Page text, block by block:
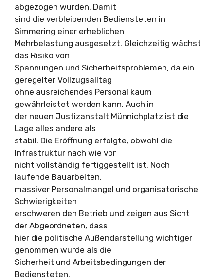
abgezogen wurden. Damit
sind die verbleibenden Bediensteten in
Simmering einer erheblichen
Mehrbelastung ausgesetzt. Gleichzeitig wächst
das Risiko von
Spannungen und Sicherheitsproblemen, da ein
geregelter Vollzugsalltag
ohne ausreichendes Personal kaum
gewährleistet werden kann. Auch in
der neuen Justizanstalt Münnichplatz ist die
Lage alles andere als
stabil. Die Eröffnung erfolgte, obwohl die
Infrastruktur nach wie vor
nicht vollständig fertiggestellt ist. Noch
laufende Bauarbeiten,
massiver Personalmangel und organisatorische
Schwierigkeiten
erschweren den Betrieb und zeigen aus Sicht
der Abgeordneten, dass
hier die politische Außendarstellung wichtiger
genommen wurde als die
Sicherheit und Arbeitsbedingungen der
Bediensteten.